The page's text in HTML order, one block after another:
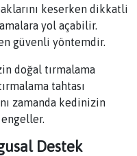
keserken dikkatli
yol açabilir.
güvenli yöntemdir.
doğal tırmalama
tahtası
zamanda kedinizin
engeller.
Destek